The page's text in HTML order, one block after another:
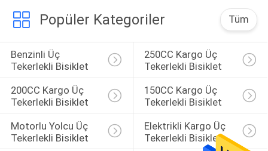
Popüler Kategoriler Tüm
Benzinli Üç
Tekerlekli Bisiklet
250CC Kargo Üç
Tekerlekli Bisiklet
200CC Kargo Üç
Tekerlekli Bisiklet
150CC Kargo Üç
Tekerlekli Bisiklet
Motorlu Yolcu Üç
Tekerlekli Bisiklet
Elektrikli Kargo Üç
Tekerlekli Bisiklet